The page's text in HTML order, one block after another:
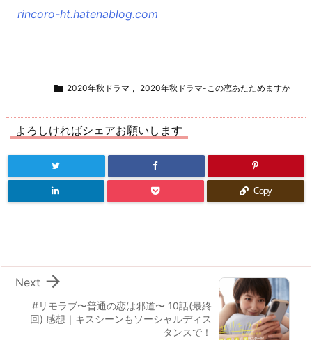
rincoro-ht.hatenablog.com
 2020年秋ドラマ , 2020年秋ドラマ-この恋あたためますか
よろしければシェアお願いします
Copy
#リモラブ〜普通の恋は邪道〜 10話(最終
回) 感想｜キスシーンもソーシャルディス
タンスで！

Next